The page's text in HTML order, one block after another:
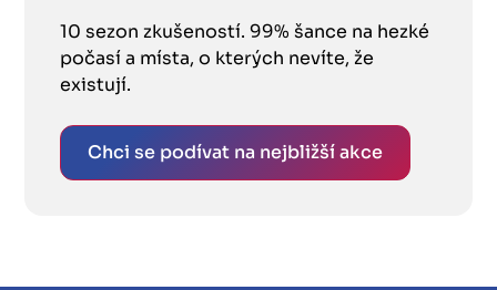
10 sezon zkušeností. 99% šance na hezké
počasí a místa, o kterých nevíte, že
existují.
Chci se podívat na nejbližší akce